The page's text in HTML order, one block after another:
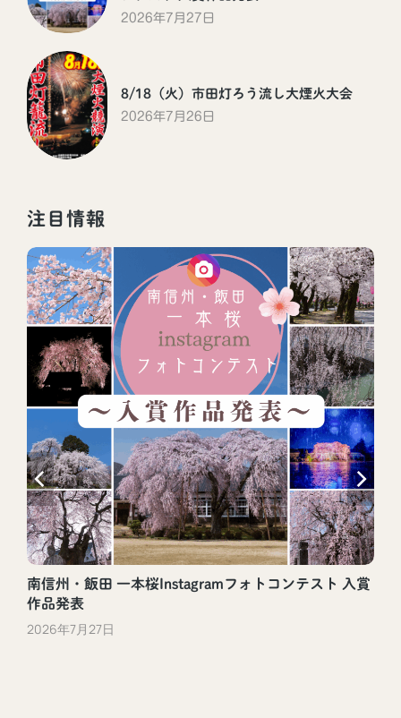
2026年7月27日
8/18（火）市田灯ろう流し大煙火大会
2026年7月26日
注目情報
南信州・飯田 一本桜Instagramフォトコンテスト 入賞
作品発表
2026年7月27日